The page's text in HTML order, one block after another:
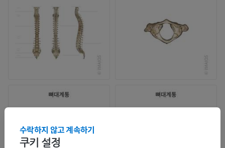
쿠키 설정
수락하지 않고 계속하기